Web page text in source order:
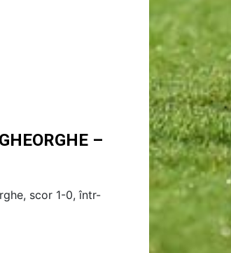
–
scor 1-0, într-